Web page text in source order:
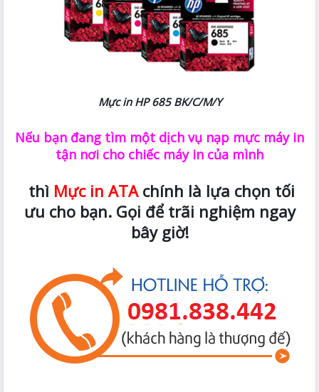
Mực in HP 685 BK/C/M/Y
Nếu bạn đang tìm một dịch vụ nạp mực máy in
tận nơi cho chiếc máy in của mình
thì Mực in ATAchính là lựa chọn tối
ưu cho bạn. Gọi để trãi nghiệm ngay
bây giờ!